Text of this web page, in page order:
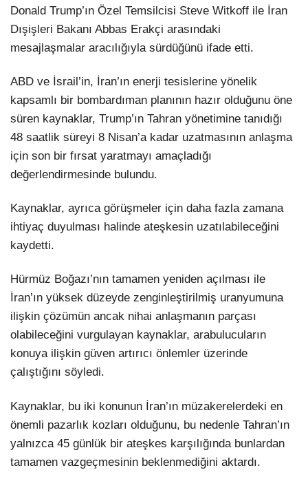
Donald Trump’ın Özel Temsilcisi Steve Witkoff ile İran
Dışişleri Bakanı Abbas Erakçi arasındaki
mesajlaşmalar aracılığıyla sürdüğünü ifade etti.
ABD ve İsrail’in, İran’ın enerji tesislerine yönelik
kapsamlı bir bombardıman planının hazır olduğunu öne
süren kaynaklar, Trump’ın Tahran yönetimine tanıdığı
48 saatlik süreyi 8 Nisan’a kadar uzatmasının anlaşma
için son bir fırsat yaratmayı amaçladığı
değerlendirmesinde bulundu.
Kaynaklar, ayrıca görüşmeler için daha fazla zamana
ihtiyaç duyulması halinde ateşkesin uzatılabileceğini
kaydetti.
Hürmüz Boğazı’nın tamamen yeniden açılması ile
İran’ın yüksek düzeyde zenginleştirilmiş uranyumuna
ilişkin çözümün ancak nihai anlaşmanın parçası
olabileceğini vurgulayan kaynaklar, arabulucuların
konuya ilişkin güven artırıcı önlemler üzerinde
çalıştığını söyledi.
Kaynaklar, bu iki konunun İran’ın müzakerelerdeki en
önemli pazarlık kozları olduğunu, bu nedenle Tahran’ın
yalnızca 45 günlük bir ateşkes karşılığında bunlardan
tamamen vazgeçmesinin beklenmediğini aktardı.